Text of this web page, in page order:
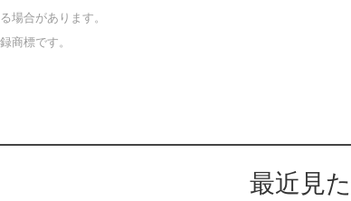
場合があります。
商標です。
最近見